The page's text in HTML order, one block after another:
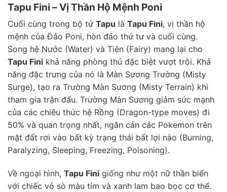
Tapu Fini – Vị Thần Hộ Mệnh Poni
Cuối cùng trong bộ tứ Tapu là Tapu Fini, vị thần hộ
mệnh của Đảo Poni, hòn đảo thứ tư và cuối cùng.
Song hệ Nước (Water) và Tiên (Fairy) mang lại cho
Tapu Fini khả năng phòng thủ đặc biệt vượt trội. Khả
năng đặc trưng của nó là Màn Sương Trường (Misty
Surge), tạo ra Trường Màn Sương (Misty Terrain) khi
tham gia trận đấu. Trường Màn Sương giảm sức mạnh
của các chiêu thức hệ Rồng (Dragon-type moves) đi
50% và quan trọng nhất, ngăn cản các Pokemon trên
mặt đất rơi vào bất kỳ trạng thái bất lợi nào (Burning,
Paralyzing, Sleeping, Freezing, Poisoning).
Về ngoại hình, Tapu Fini giống như một nữ thần biển
với chiếc vỏ sò màu tím và xanh lam bao bọc cơ thể.